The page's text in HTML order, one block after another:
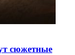
сюжетные